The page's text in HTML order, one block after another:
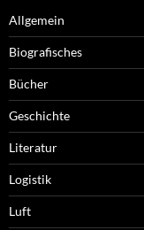
Allgemein
Biografisches
Bücher
Geschichte
Literatur
Logistik
Luft